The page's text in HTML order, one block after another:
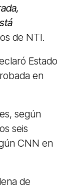
de NTI.
Estado
en
según
seis
CNN en
de